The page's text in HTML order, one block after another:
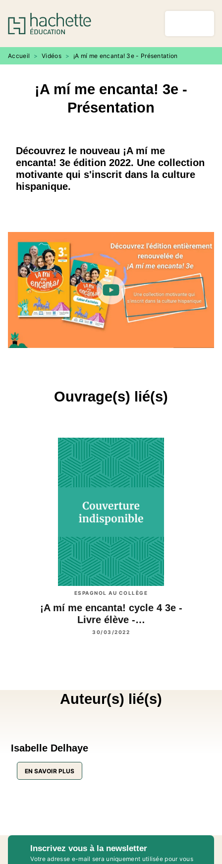
MENU RECHERCHE
PIED DE PAGE
Accueil > Vidéos > ¡A mí me encanta! 3e - Présentation
¡A mí me encanta! 3e -
Présentation
Découvrez le nouveau ¡A mí me
encanta! 3e édition 2022. Une collection
motivante qui s'inscrit dans la culture
hispanique.
Ouvrage(s) lié(s)
ESPAGNOL AU COLLÈGE
¡A mí me encanta! cycle 4 3e -
Livre élève -…
30/03/2022
Auteur(s) lié(s)
Isabelle Delhaye
EN SAVOIR PLUS
Inscrivez vous à la newsletter
Votre adresse e-mail sera uniquement utilisée pour vous